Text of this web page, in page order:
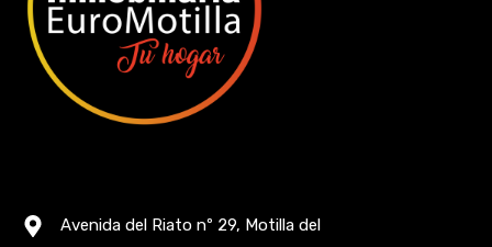
Avenida del Riato nº 29, Motilla del